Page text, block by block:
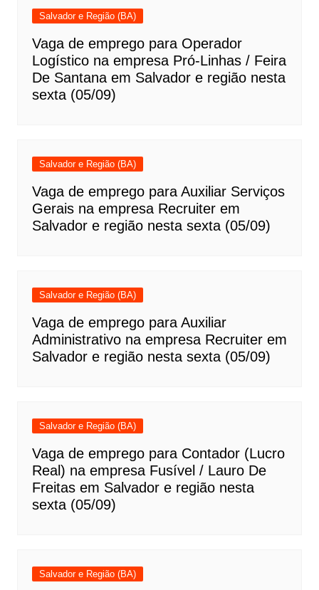
Salvador e Região (BA)
Vaga de emprego para Operador
Logístico na empresa Pró-Linhas / Feira
De Santana em Salvador e região nesta
sexta (05/09)
Salvador e Região (BA)
Vaga de emprego para Auxiliar Serviços
Gerais na empresa Recruiter em
Salvador e região nesta sexta (05/09)
Salvador e Região (BA)
Vaga de emprego para Auxiliar
Administrativo na empresa Recruiter em
Salvador e região nesta sexta (05/09)
Salvador e Região (BA)
Vaga de emprego para Contador (Lucro
Real) na empresa Fusível / Lauro De
Freitas em Salvador e região nesta
sexta (05/09)
Salvador e Região (BA)